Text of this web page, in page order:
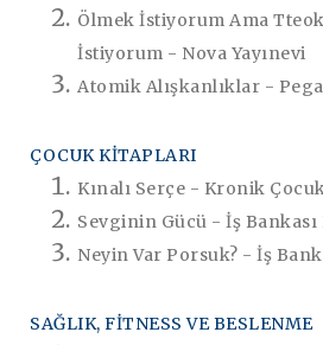
Ölmek İstiyorum Ama
İstiyorum - Nova Yayınevi
Atomik Alışkanlıklar -
ÇOCUK KİTAPLARI
Kınalı Serçe - Kronik
Sevginin Gücü - İş Bankası
Neyin Var Porsuk? - İş
SAĞLIK, FİTNESS VE BESLENME